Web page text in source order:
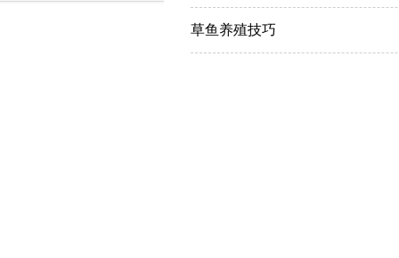
草鱼养殖技巧